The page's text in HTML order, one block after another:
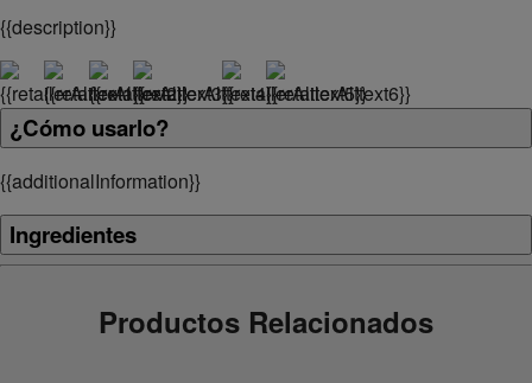
{{description}}
¿Cómo usarlo?
{{additionalInformation}}
Ingredientes
Productos Relacionados